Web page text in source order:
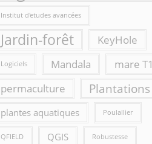
Institut d'etudes avancées
Jardin-forêt KeyHole
Logiciels Mandala
mare T1
permaculture
Plantations
plantes aquatiques Poulallier
QFIELD QGIS Robustesse